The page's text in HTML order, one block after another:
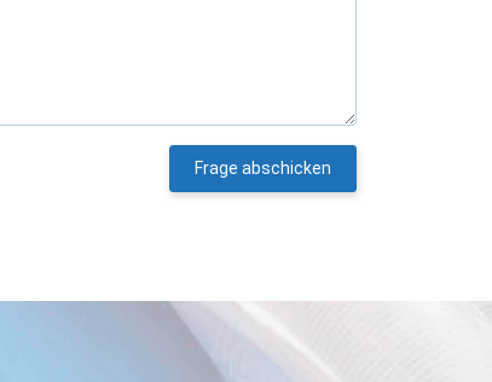
Frage abschicken